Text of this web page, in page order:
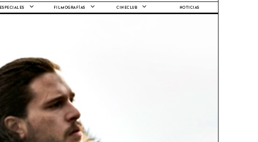
ESPECIALES FILMOGRAFÍAS CINECLUB NOTICIAS